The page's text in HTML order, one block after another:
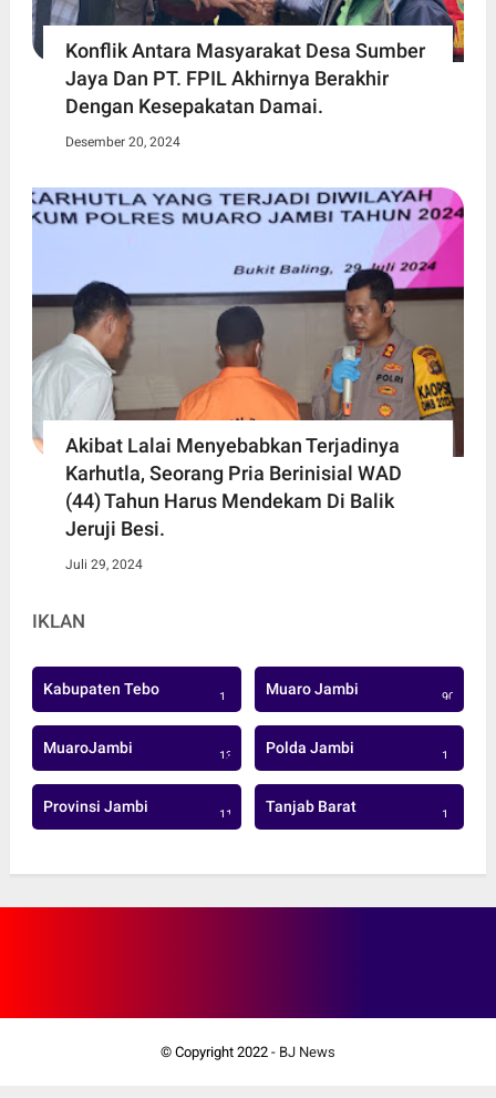
Konflik Antara Masyarakat Desa Sumber
Jaya Dan PT. FPIL Akhirnya Berakhir
Dengan Kesepakatan Damai.
Desember 20, 2024
Akibat Lalai Menyebabkan Terjadinya
Karhutla, Seorang Pria Berinisial WAD
(44) Tahun Harus Mendekam Di Balik
Jeruji Besi.
Juli 29, 2024
IKLAN
Kabupaten Tebo 1 Muaro Jambi 906
MuaroJambi 137 Polda Jambi 1
Provinsi Jambi 113 Tanjab Barat 1
© Copyright 2022 - BJ News